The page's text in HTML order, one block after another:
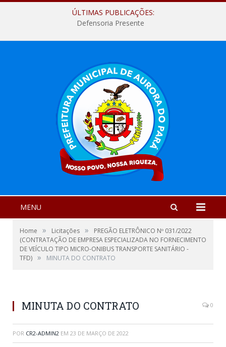
ÚLTIMAS PUBLICAÇÕES:
Defensoria Presente
MENU
Home » Licitações »
PREGÃO ELETRÔNICO Nº 031/2022
(CONTRATAÇÃO DE EMPRESA ESPECIALIZADA NO FORNECIMENTO
DE VEÍCULO TIPO MICRO-ONIBUS TRANSPORTE SANITÁRIO -
TFD) » MINUTA DO CONTRATO
MINUTA DO CONTRATO 0
POR CR2-ADMIN2 EM 23 DE MARÇO DE 2022